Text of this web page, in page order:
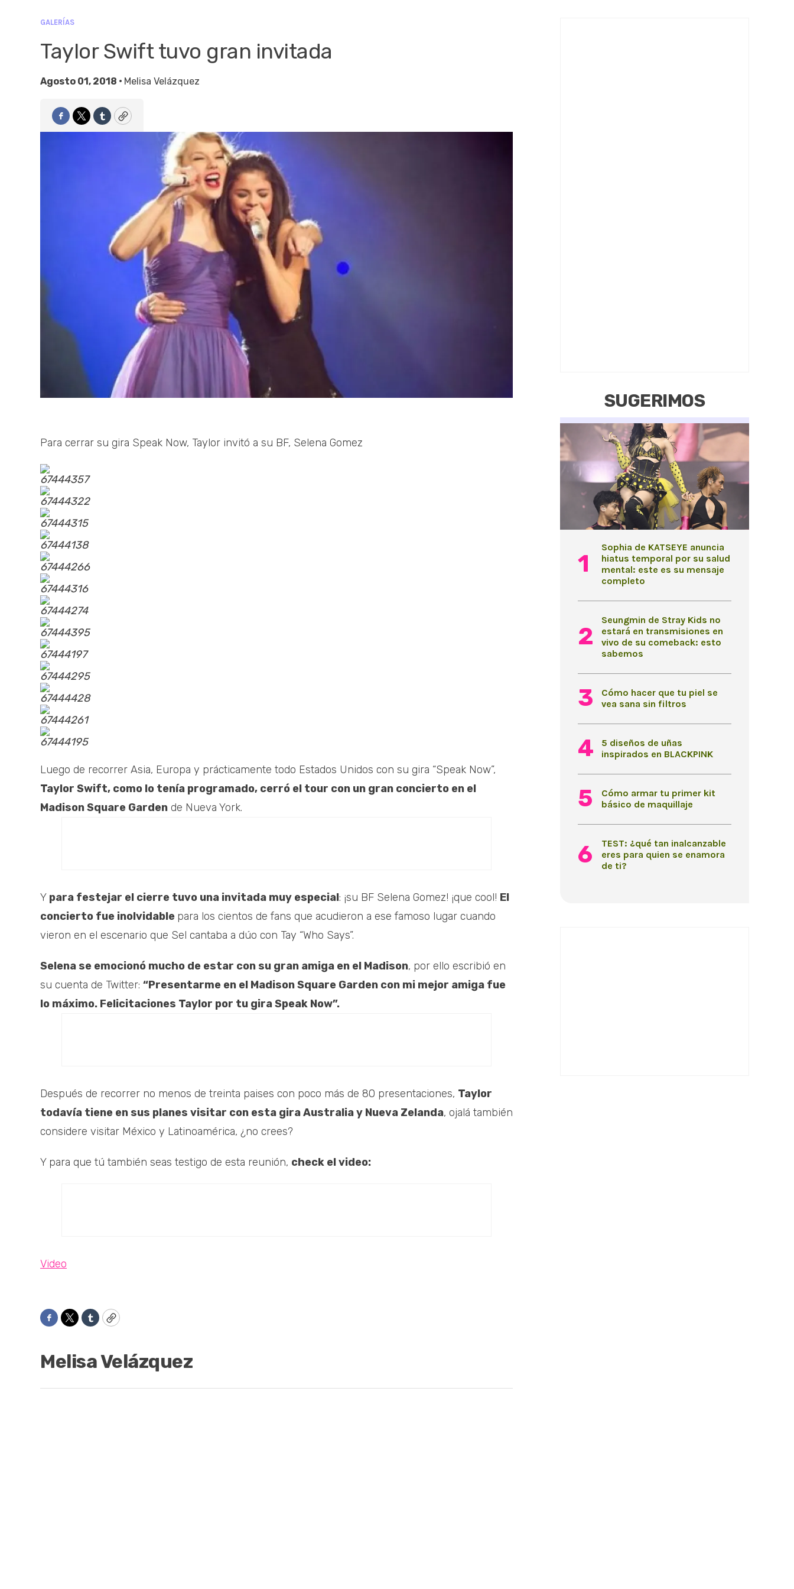
GALERÍAS
Taylor Swift tuvo gran invitada
Agosto 01, 2018 • Melisa Velázquez
Facebook
TwitterTumblrCopy
Para cerrar su gira Speak Now, Taylor invitó a su BF, Selena Gomez
67444357
67444322
67444315
67444138
67444266
67444316
67444274
67444395
67444197
67444295
67444428
67444261
67444195
Luego de recorrer Asia, Europa y prácticamente todo Estados Unidos con su gira “Speak Now”,
Taylor Swift, como lo tenía programado, cerró el tour con un gran concierto en el
Madison Square Garden de Nueva York.
Y para festejar el cierre tuvo una invitada muy especial: ¡su BF Selena Gomez! ¡que cool! El
concierto fue inolvidable para los cientos de fans que acudieron a ese famoso lugar cuando
vieron en el escenario que Sel cantaba a dúo con Tay “Who Says”.
Selena se emocionó mucho de estar con su gran amiga en el Madison, por ello escribió en
su cuenta de Twitter: “Presentarme en el Madison Square Garden con mi mejor amiga fue
lo máximo. Felicitaciones Taylor por tu gira Speak Now”.
Después de recorrer no menos de treinta paises con poco más de 80 presentaciones, Taylor
todavía tiene en sus planes visitar con esta gira Australia y Nueva Zelanda, ojalá también
considere visitar México y Latinoamérica, ¿no crees?
Y para que tú también seas testigo de esta reunión, check el video:
Video
Facebook
TwitterTumblrCopy
Melisa Velázquez
SUGERIMOS
Sophia de KATSEYE anuncia
hiatus temporal por su salud
mental: este es su mensaje
completo
Seungmin de Stray Kids no
estará en transmisiones en
vivo de su comeback: esto
sabemos
Cómo hacer que tu piel se
vea sana sin filtros
5 diseños de uñas
inspirados en BLACKPINK
Cómo armar tu primer kit
básico de maquillaje
TEST: ¿qué tan inalcanzable
eres para quien se enamora
de ti?